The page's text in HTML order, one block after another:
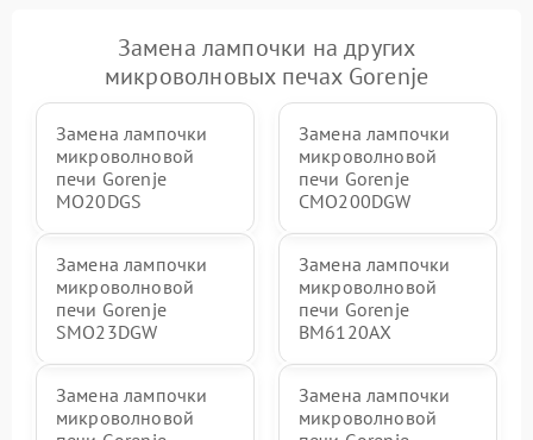
Замена лампочки на других
микроволновых печах Gorenje
Замена лампочки
микроволновой
печи Gorenje
MO20DGS
Замена лампочки
микроволновой
печи Gorenje
CMO200DGW
Замена лампочки
микроволновой
печи Gorenje
SMO23DGW
Замена лампочки
микроволновой
печи Gorenje
BM6120AX
Замена лампочки
микроволновой
Замена лампочки
микроволновой